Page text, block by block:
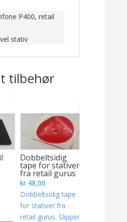
P400, retail
stativ
tilbehør
Dobbeltsidig
tape for stativer
fra retail gurus
kr 48,00
Dobbeltsidig tape
for stativer fra
retail gurus. Slipper